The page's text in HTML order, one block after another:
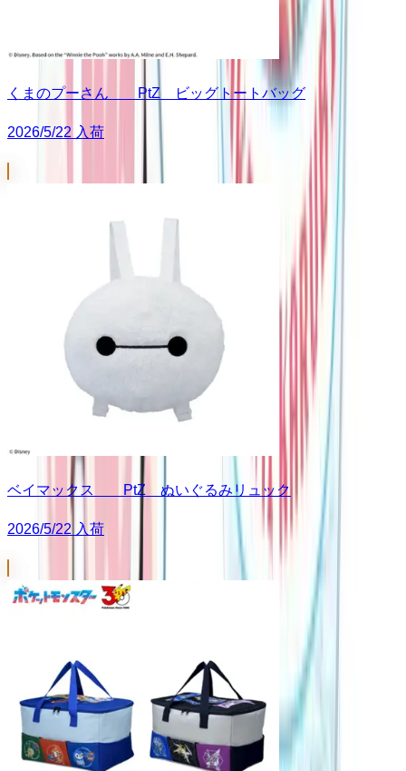
くまのプーさん PtZ ビッグトートバッグ
2026/5/22 入荷
ベイマックス PtZ ぬいぐるみリュック
2026/5/22 入荷